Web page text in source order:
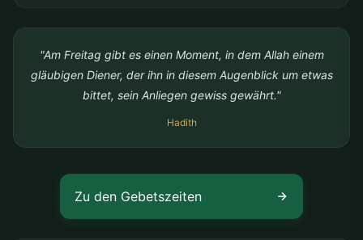
"Am Freitag gibt es einen Moment, in dem Allah einem
gläubigen Diener, der ihn in diesem Augenblick um etwas
bittet, sein Anliegen gewiss gewährt."
Hadith
Zu den Gebetszeiten